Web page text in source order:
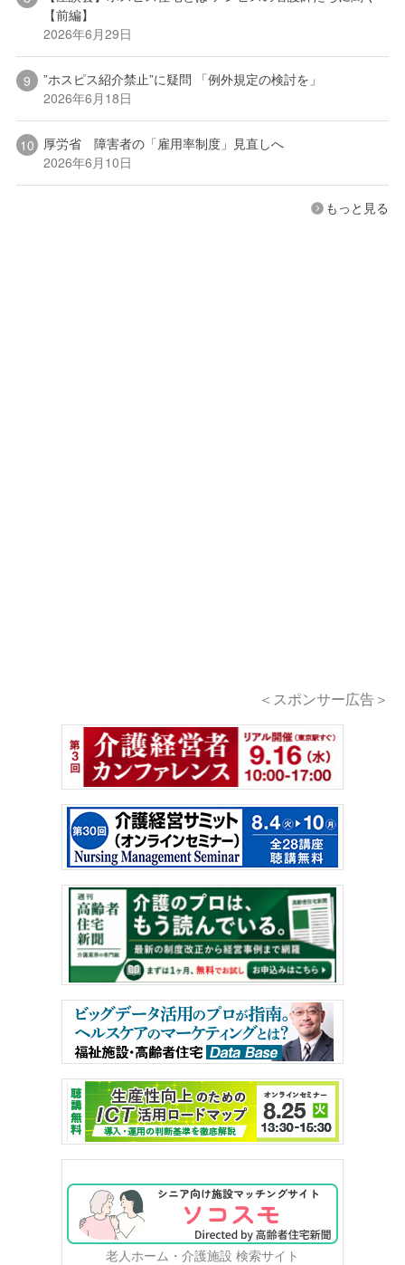
【前編】
2026年6月29日
”ホスピス紹介禁止”に疑問 「例外規定の検討を」
2026年6月18日
厚労省 障害者の「雇用率制度」見直しへ
2026年6月10日
もっと見る
＜スポンサー広告＞
老人ホーム・介護施設 検索サイト